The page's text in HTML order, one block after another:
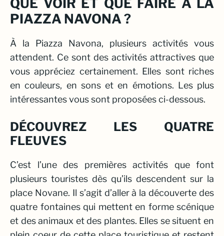
QUE VOIR ET QUE FAIRE À LA
PIAZZA NAVONA ?
À la Piazza Navona, plusieurs activités vous
attendent. Ce sont des activités attractives que
vous appréciez certainement. Elles sont riches
en couleurs, en sons et en émotions. Les plus
intéressantes vous sont proposées ci-dessous.
DÉCOUVREZ LES QUATRE
FLEUVES
C’est l’une des premières activités que font
plusieurs touristes dès qu’ils descendent sur la
place Novane. Il s’agit d’aller à la découverte des
quatre fontaines qui mettent en forme scénique
et des animaux et des plantes. Elles se situent en